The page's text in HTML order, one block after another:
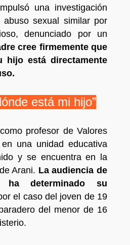
una investigación
sexual similar por
denunciado por un
cree firmemente que
hijo está directamente
está mi hijo”
profesor de Valores
una unidad educativa
y se encuentra en la
Arani. La audiencia de
ha determinado su
el caso del joven de 19
del menor de 16